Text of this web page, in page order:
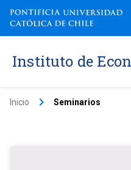
Instituto de
Inicio keyboard_arrow_right Seminarios